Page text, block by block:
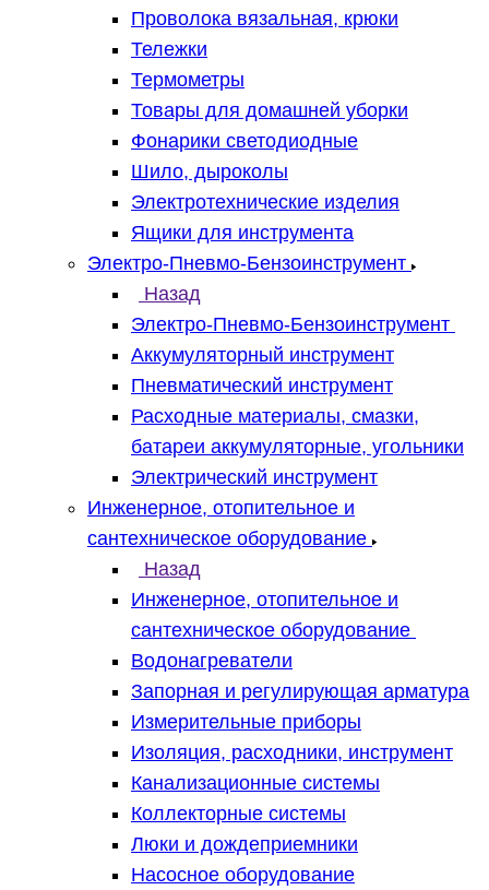
Проволока вязальная, крюки
Тележки
Термометры
Товары для домашней уборки
Фонарики светодиодные
Шило, дыроколы
Электротехнические изделия
Ящики для инструмента
Электро-Пневмо-Бензоинструмент
Назад
Электро-Пневмо-Бензоинструмент
Аккумуляторный инструмент
Пневматический инструмент
Расходные материалы, смазки,
батареи аккумуляторные, угольники
Электрический инструмент
Инженерное, отопительное и
сантехническое оборудование
Назад
Инженерное, отопительное и
сантехническое оборудование
Водонагреватели
Запорная и регулирующая арматура
Измерительные приборы
Изоляция, расходники, инструмент
Канализационные системы
Коллекторные системы
Люки и дождеприемники
Насосное оборудование